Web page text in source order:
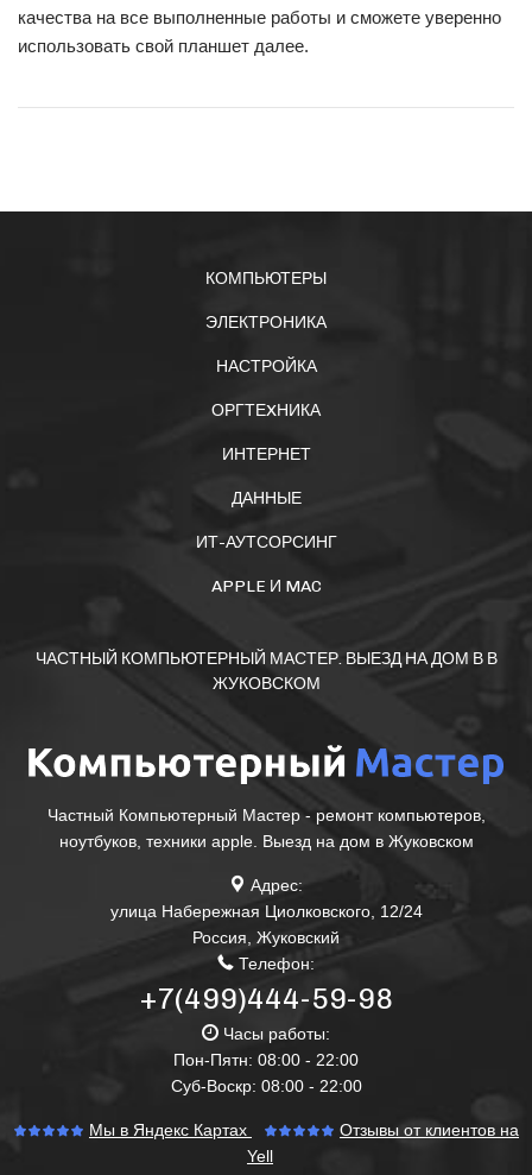
качества на все выполненные работы и сможете уверенно
использовать свой планшет далее.
КОМПЬЮТЕРЫ
ЭЛЕКТРОНИКА
НАСТРОЙКА
ОРГТЕXНИКА
ИНТЕРНЕТ
ДАННЫЕ
ИТ-АУТСОРСИНГ
APPLE И MAC
ЧАСТНЫЙ КОМПЬЮТЕРНЫЙ МАСТЕР. ВЫЕЗД НА ДОМ В В
ЖУКОВСКОМ
Частный Компьютерный Мастер - ремонт компьютеров,
ноутбуков, техники apple. Выезд на дом в Жуковском
Адрес:
улица Набережная Циолковского, 12/24
Россия, Жуковский
Телефон:
+7(499)444-59-98
Часы работы:
Пон-Пятн: 08:00 - 22:00
Суб-Воскр: 08:00 - 22:00
Мы в Яндекс Картах
Отзывы от клиентов на
Yell